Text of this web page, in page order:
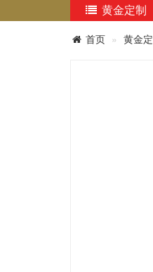
黄金定制
首页 黄金